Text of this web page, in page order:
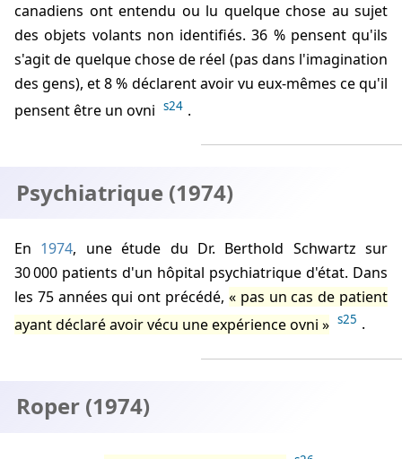
canadiens ont entendu ou lu quelque chose au sujet
des objets volants non identifiés. 36 % pensent qu'ils
s'agit de quelque chose de réel (pas dans l'imagination
des gens), et 8 % déclarent avoir vu eux-mêmes ce qu'il
pensent être un ovni s24 .
Psychiatrique (1974)
En 1974, une étude du Dr. Berthold Schwartz sur
30 000 patients d'un hôpital psychiatrique d'état. Dans
les 75 années qui ont précédé,
pas un cas de patient
ayant déclaré avoir vécu une expérience ovni
s25 .
Roper (1974)